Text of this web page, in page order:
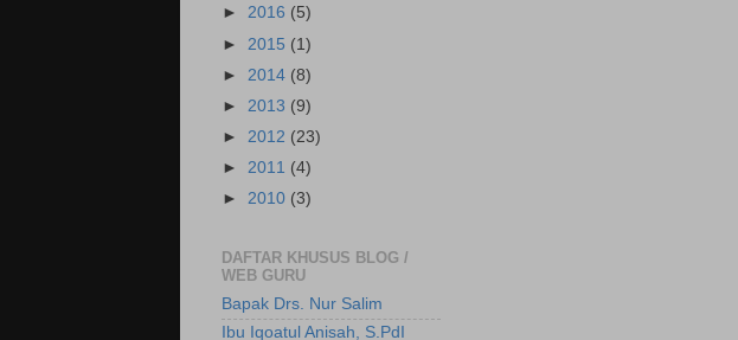
► 2016 (5)
► 2015 (1)
► 2014 (8)
► 2013 (9)
► 2012 (23)
► 2011 (4)
► 2010 (3)
DAFTAR KHUSUS BLOG /
WEB GURU
Bapak Drs. Nur Salim
Ibu Iqoatul Anisah, S.PdI